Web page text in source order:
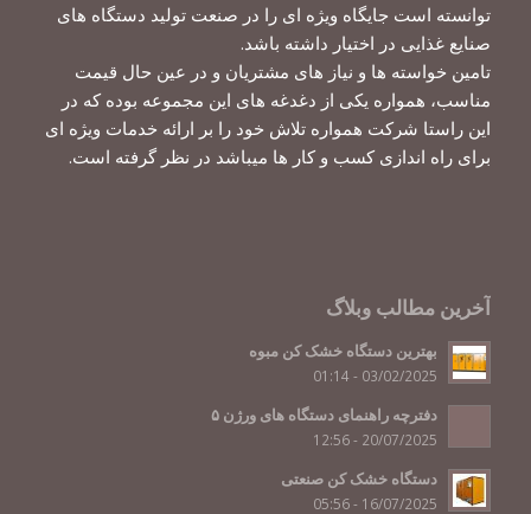
توانسته است جایگاه ویژه ای را در صنعت تولید دستگاه های
صنایع غذایی در اختیار داشته باشد.
تامین خواسته ها و نیاز های مشتریان و در عین حال قیمت
مناسب، همواره یکی از دغدغه های این مجموعه بوده که در
این راستا شرکت همواره تلاش خود را بر ارائه خدمات ویژه ای
برای راه اندازی کسب و کار ها میباشد در نظر گرفته است.
آخرین مطالب وبلاگ
بهترین دستگاه خشک کن مبوه
03/02/2025 - 01:14
دفترچه راهنمای دستگاه های ورژن ۵
20/07/2025 - 12:56
دستگاه خشک کن صنعتی
16/07/2025 - 05:56